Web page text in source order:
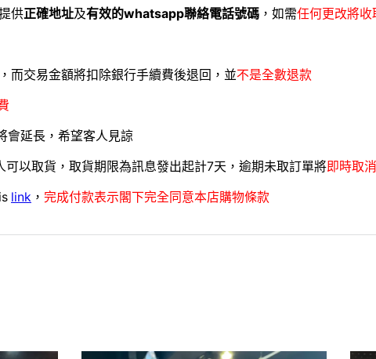
供正確地址及有效的whatsapp聯絡電話號碼 ，如需任何更改將
，而交易金額將扣除銀行手續費後退回，並不是全數退款
會延長，希望客人見諒
以取貨，取貨期限為訊息發出起計7天，逾期未取訂單將即時取消
link ， 完成付款表示閣下完全同意本店購物條款